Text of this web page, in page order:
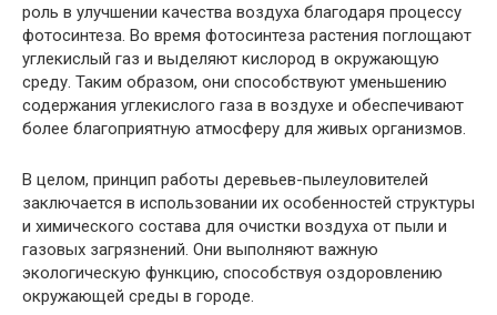
роль в улучшении качества воздуха благодаря процессу
фотосинтеза. Во время фотосинтеза растения поглощают
углекислый газ и выделяют кислород в окружающую
среду. Таким образом, они способствуют уменьшению
содержания углекислого газа в воздухе и обеспечивают
более благоприятную атмосферу для живых организмов.
В целом, принцип работы деревьев-пылеуловителей
заключается в использовании их особенностей структуры
и химического состава для очистки воздуха от пыли и
газовых загрязнений. Они выполняют важную
экологическую функцию, способствуя оздоровлению
окружающей среды в городе.